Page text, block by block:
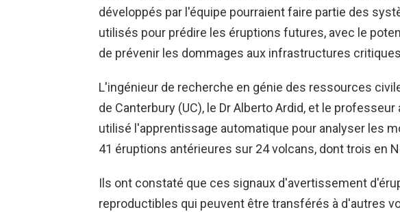
développés par l'équipe pourraient faire partie des
utilisés pour prédire les éruptions futures, avec le
de prévenir les dommages aux infrastructures
L'ingénieur de recherche en génie des ressources
de Canterbury (UC), le Dr Alberto Ardid, et le
utilisé l'apprentissage automatique pour analyser les
41 éruptions antérieures sur 24 volcans, dont trois en
Ils ont constaté que ces signaux d'avertissement
reproductibles qui peuvent être transférés à d'autres